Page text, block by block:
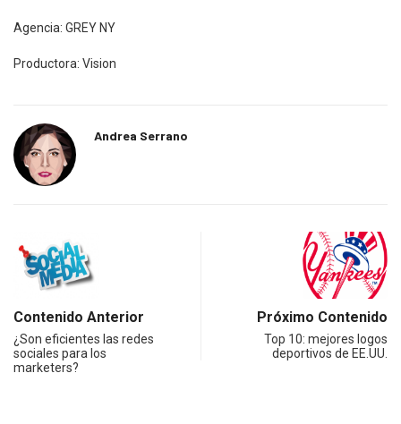
Agencia: GREY NY
Productora: Vision
Andrea Serrano
Contenido Anterior
¿Son eficientes las redes
sociales para los
marketers?
Próximo Contenido
Top 10: mejores logos
deportivos de EE.UU.